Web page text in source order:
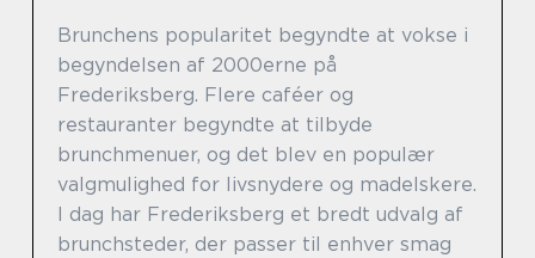
Brunchens popularitet begyndte at vokse i
begyndelsen af 2000erne på
Frederiksberg. Flere caféer og
restauranter begyndte at tilbyde
brunchmenuer, og det blev en populær
valgmulighed for livsnydere og madelskere.
I dag har Frederiksberg et bredt udvalg af
brunchsteder, der passer til enhver smag